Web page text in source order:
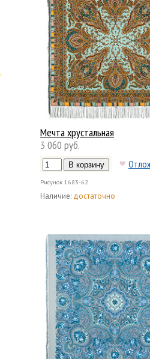
Мечта хрустальная
3 060 руб.
Рисунок 1683-62
Наличие: достаточно